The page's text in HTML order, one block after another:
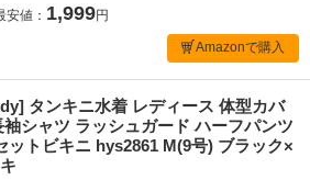
安値： 1,999円
Amazonで購入
タンキニ水着 レディース 体型カバ
袖シャツ ラッシュガード ハーフパンツ
ットビキニ hys2861 M(9号) ブラック×